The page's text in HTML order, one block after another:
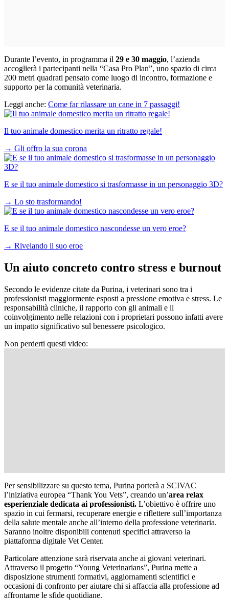
Durante l’evento, in programma il 29 e 30 maggio, l’azienda
accoglierà i partecipanti nella “Casa Pro Plan”, uno spazio di circa
200 metri quadrati pensato come luogo di incontro, formazione e
supporto per la comunità veterinaria.
Leggi anche: Come far rilassare un cane in 7 passaggi!
Il tuo animale domestico merita un ritratto regale!
→ Gli offro la sua corona
E se il tuo animale domestico si trasformasse in un personaggio 3D?
→ Lo sto trasformando!
E se il tuo animale domestico nascondesse un vero eroe?
→ Rivelando il suo eroe
Un aiuto concreto contro stress e burnout
Secondo le evidenze citate da Purina, i veterinari sono tra i
professionisti maggiormente esposti a pressione emotiva e stress. Le
responsabilità cliniche, il rapporto con gli animali e il
coinvolgimento nelle relazioni con i proprietari possono infatti avere
un impatto significativo sul benessere psicologico.
Non perderti questi video:
Per sensibilizzare su questo tema, Purina porterà a SCIVAC
l’iniziativa europea “Thank You Vets”, creando un’area relax
esperienziale dedicata ai professionisti. L’obiettivo è offrire uno
spazio in cui fermarsi, recuperare energie e riflettere sull’importanza
della salute mentale anche all’interno della professione veterinaria.
Saranno inoltre disponibili contenuti specifici attraverso la
piattaforma digitale Vet Center.
Particolare attenzione sarà riservata anche ai giovani veterinari.
Attraverso il progetto “Young Veterinarians”, Purina mette a
disposizione strumenti formativi, aggiornamenti scientifici e
occasioni di confronto per aiutare chi si affaccia alla professione ad
affrontarne le sfide quotidiane.